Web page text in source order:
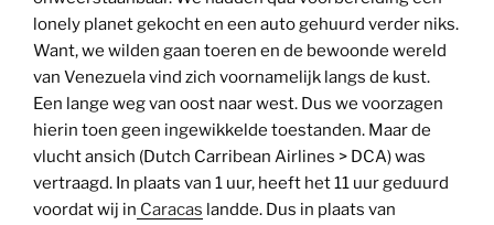
lonely planet gekocht en een auto gehuurd verder niks.
Want, we wilden gaan toeren en de bewoonde wereld
van Venezuela vind zich voornamelijk langs de kust.
Een lange weg van oost naar west. Dus we voorzagen
hierin toen geen ingewikkelde toestanden. Maar de
vlucht ansich (Dutch Carribean Airlines > DCA) was
vertraagd. In plaats van 1 uur, heeft het 11 uur geduurd
voordat wij in Caracas landde. Dus in plaats van